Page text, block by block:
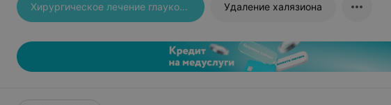
Хирургическое лечение глаукомы Удаление халязиона